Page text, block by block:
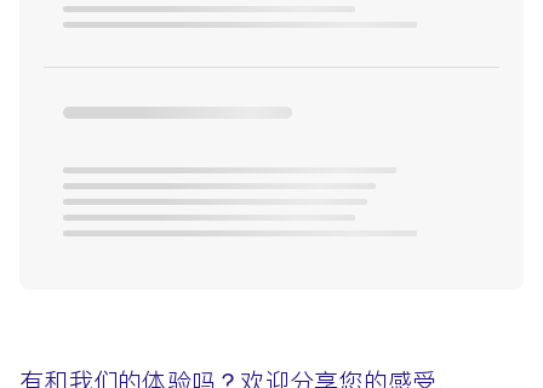
有和我们的体验吗？欢迎分享您的感受。